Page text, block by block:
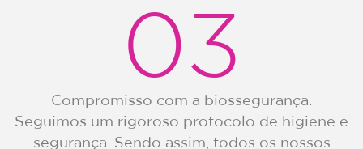
03
Compromisso com a biossegurança.
Seguimos um rigoroso protocolo de higiene e
segurança. Sendo assim, todos os nossos